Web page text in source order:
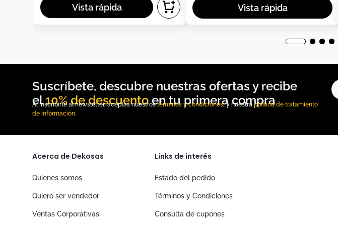
10% de descuento
Al inscribirte al newsletter, aceptas nuestrostérminos y condiciones, y nuestra política de tratamiento
de información.
Acerca de Dekosas
Quienes somos
Quiero ser vendedor
Ventas Corporativas
Links de interés
Estado del pedido
Términos y Condiciones
Consulta de cupones